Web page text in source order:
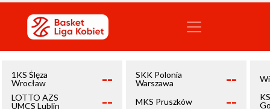
1KS Ślęza
Wrocław
--
LOTTO AZS
UMCS Lublin
--
SKK Polonia
Warszawa
--
MKS Pruszków --